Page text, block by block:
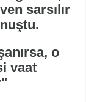
sarsılır
o
vaat